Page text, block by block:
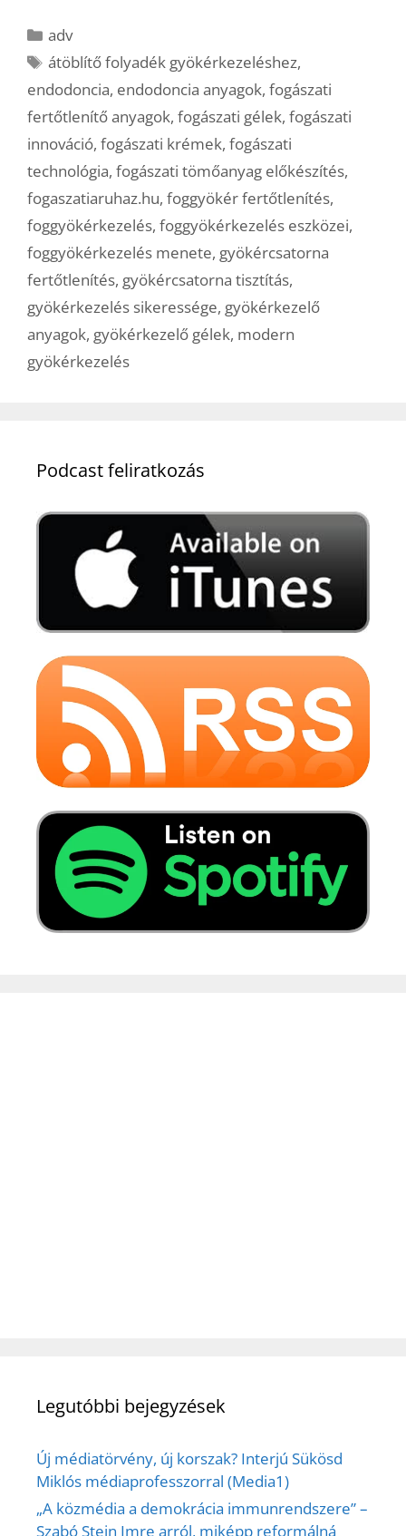
Kategória
adv
Címkék
átöblítő folyadék gyökérkezeléshez,
endodoncia, endodoncia anyagok, fogászati
fertőtlenítő anyagok, fogászati gélek, fogászati
innováció, fogászati krémek, fogászati
technológia, fogászati tömőanyag előkészítés,
fogaszatiaruhaz.hu, foggyökér fertőtlenítés,
foggyökérkezelés, foggyökérkezelés eszközei,
foggyökérkezelés menete, gyökércsatorna
fertőtlenítés, gyökércsatorna tisztítás,
gyökérkezelés sikeressége, gyökérkezelő
anyagok, gyökérkezelő gélek, modern
gyökérkezelés
Podcast feliratkozás
Legutóbbi bejegyzések
Új médiatörvény, új korszak? Interjú Sükösd
Miklós médiaprofesszorral (Media1)
„A közmédia a demokrácia immunrendszere” –
Szabó Stein Imre arról, miképp reformálná